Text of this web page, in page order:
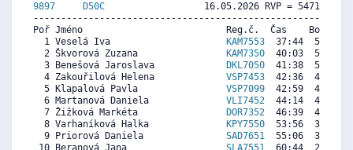
9897
D50C
16.05.2026 RVP = 5471/
Poř Jméno                          Reg.č.  Čas    Body
  1 Veselá Iva
KAM7553
37:44  5612
  2 Škvorová Zuzana
KAM7350
40:03  5301
  3 Benešová Jaroslava
DKL7050
41:38  5089
  4 Zakouřilová Helena
VSP7453
42:36  4960
  5 Klapalová Pavla
VSP7099
42:59  4908
  6 Martanová Daniela
VLI7452
44:14  4741
  7 Žižková Markéta
DOR7352
46:39  4417
  8 Varhaníková Halka
KPY7550
53:56  3441
  9 Priorová Daniela
SAD7651
55:06  3285
10 Beranová Jana SLA7551
60:44  2530